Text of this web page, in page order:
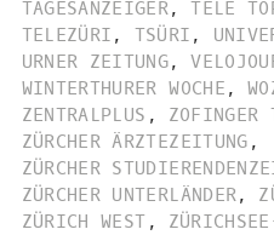
TAGESANZEIGER, TELE
TELEZÜRI , TSÜRI ,
URNER ZEITUNG,
WINTERTHURER WOCHE ,
ZENTRALPLUS , ZOFINGER
ZÜRCHER ÄRZTEZEITUNG ,
ZÜRCHER
ZÜRCHER UNTERLÄNDER,
ZÜRICH WEST ,